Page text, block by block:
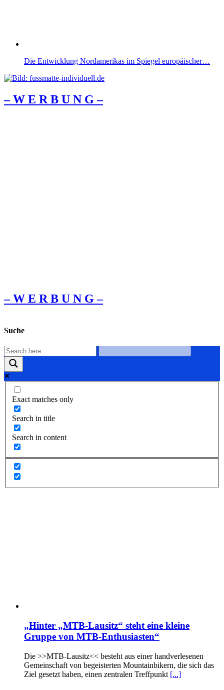
Die Entwicklung Nordamerikas im Spiegel europäischer…
– W Ε R Β U Ν G –
– W Ε R Β U Ν G –
Suche
Exact matches only
Search in title
Search in content
„Hinter „MTB-Lausitz“ steht eine kleine
Gruppe von MTB-Enthusiasten“
Die >>MTB-Lausitz<< besteht aus einer handverlesenen
Gemeinschaft von begeisterten Mountainbikern, die sich das
Ziel gesetzt haben, einen zentralen Treffpunkt [...]